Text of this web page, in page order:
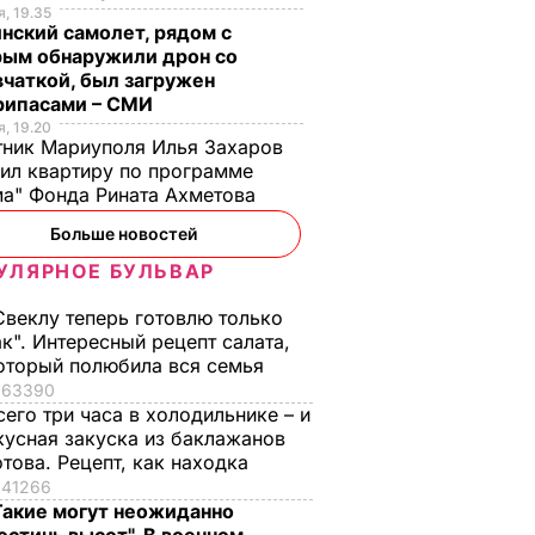
УКРАИНЕ
Почему Чарльз III на
19.35
самолет, рядом с
обнаружили дрон со
был загружен
– СМИ
19.20
Мариуполя Илья Захаров
квартиру по программе
Фонда Рината Ахметова
Больше новостей
БУЛЬВАР
теперь готовлю только
Интересный рецепт салата,
полюбила вся семья
63390
три часа в холодильнике – и
закуска из баклажанов
Рецепт, как находка
41266
могут неожиданно